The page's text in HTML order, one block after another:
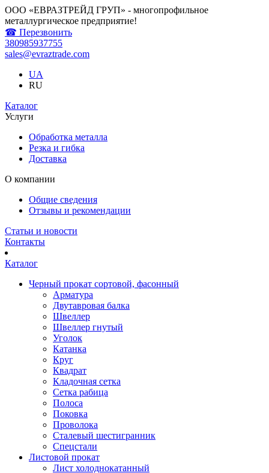
ООО «ЕВРАЗТРЕЙД ГРУП» - многопрофильное
металлургическое предприятие!
☎ Перезвонить
380985937755
sales@evraztrade.com
UA
RU
Каталог
Услуги
Обработка металла
Резка и гибка
Доставка
О компании
Общие сведения
Отзывы и рекомендации
Статьи и новости
Контакты
Каталог
Черный прокат сортовой, фасонный
Арматура
Двутавровая балка
Швеллер
Швеллер гнутый
Уголок
Катанка
Круг
Квадрат
Кладочная сетка
Сетка рабица
Полоса
Поковка
Проволока
Сталевый шестигранник
Спецстали
Листовой прокат
Лист холоднокатанный